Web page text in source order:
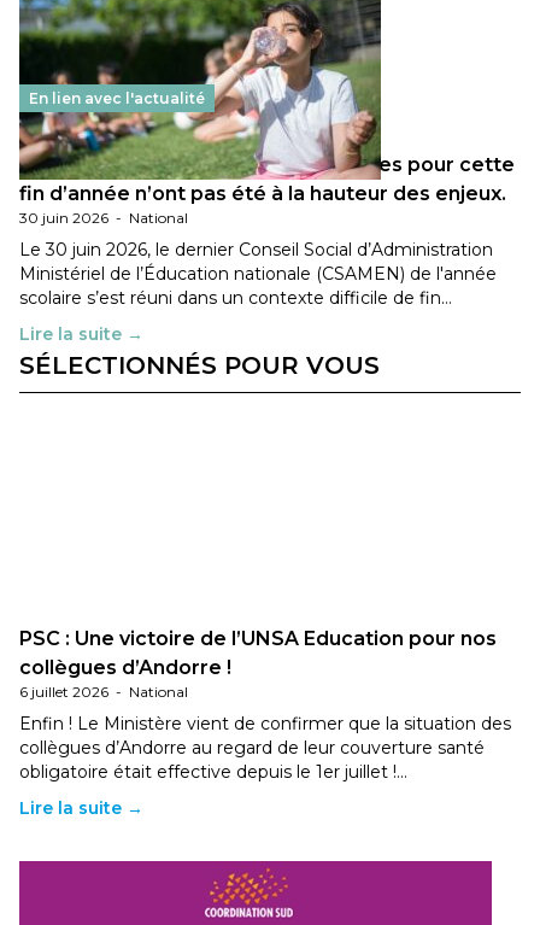
En lien avec l'actualité
Les décisions ministérielles attendues pour cette
fin d’année n’ont pas été à la hauteur des enjeux.
30 juin 2026 - National
Le 30 juin 2026, le dernier Conseil Social d’Administration
Ministériel de l’Éducation nationale (CSAMEN) de l'année
scolaire s’est réuni dans un contexte difficile de fin…
Lire la suite →
SÉLECTIONNÉS POUR VOUS
PSC : Une victoire de l’UNSA Education pour nos
collègues d’Andorre !
6 juillet 2026 - National
Enfin ! Le Ministère vient de confirmer que la situation des
collègues d’Andorre au regard de leur couverture santé
obligatoire était effective depuis le 1er juillet !…
Lire la suite →